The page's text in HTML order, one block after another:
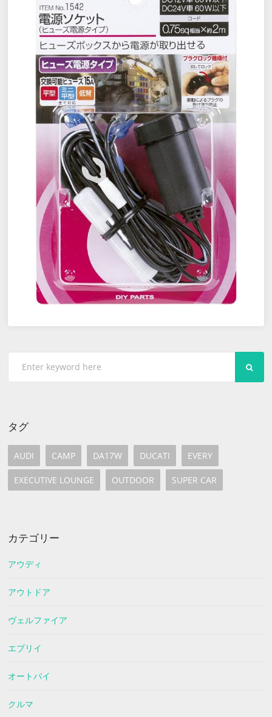
タグ
AUDI CAMP DA17W DUCATI EVERY
EXECUTIVE LOUNGE OUTDOOR SUPER CAR
カテゴリー
アウディ
アウトドア
ヴェルファイア
エブリイ
オートバイ
クルマ